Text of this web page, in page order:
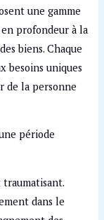
une gamme
profondeur à la
biens. Chaque
besoins uniques
de la personne
période
dans le